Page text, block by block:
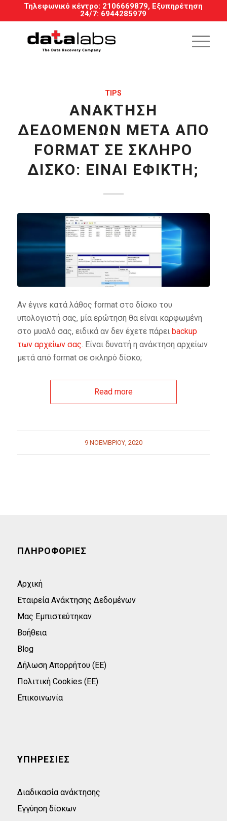
Τηλεφωνικό κέντρο: 2106669879, Εξυπηρέτηση
24/7: 6944285979
TIPS
ΑΝΆΚΤΗΣΗ
ΔΕΔΟΜΈΝΩΝ ΜΕΤΆ ΑΠΌ
FORMAT ΣΕ ΣΚΛΗΡΌ
ΔΊΣΚΟ: ΕΊΝΑΙ ΕΦΙΚΤΉ;
Αν έγινε κατά λάθος format στο δίσκο του
υπολογιστή σας, μία ερώτηση θα είναι καρφωμένη
στο μυαλό σας, ειδικά αν δεν έχετε πάρει backup
των αρχείων σας. Είναι δυνατή η ανάκτηση αρχείων
μετά από format σε σκληρό δίσκο;
Read more
9 ΝΟΕΜΒΡΊΟΥ, 2020
ΠΛΗΡΟΦΟΡΙΕΣ
Αρχική
Εταιρεία Ανάκτησης Δεδομένων
Μας Εμπιστεύτηκαν
Βοήθεια
Blog
Δήλωση Απορρήτου (ΕΕ)
Πολιτική Cookies (ΕΕ)
Επικοινωνία
ΥΠΗΡΕΣΙΕΣ
Διαδικασία ανάκτησης
Εγγύηση δίσκων